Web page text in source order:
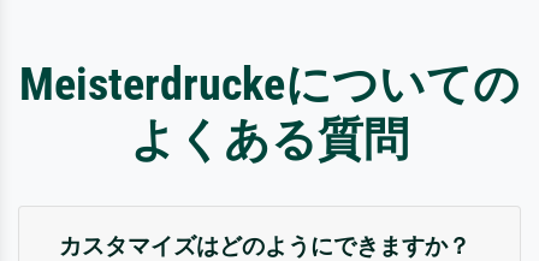
Meisterdruckeについての
よくある質問
カスタマイズはどのようにできますか？